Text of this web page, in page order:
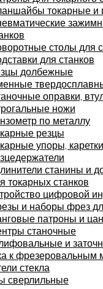
токарные и
столы для
для станков
долбежные
оправки,
ножи
по металлу
резцы
упоры, каретки,
станины и
токарных станков
цифровой
и наборы фрез
патроны и
станочные
и
к фрезеровальным
стекла
сверлильные